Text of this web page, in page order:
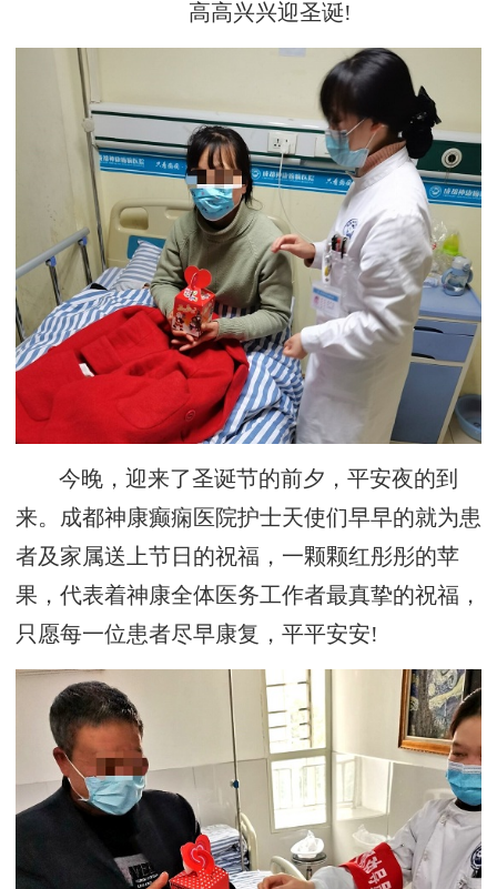
高高兴兴迎圣诞!
今晚，迎来了圣诞节的前夕，平安夜的到
来。成都神康癫痫医院护士天使们早早的就为患
者及家属送上节日的祝福，一颗颗红彤彤的苹
果，代表着神康全体医务工作者最真挚的祝福，
只愿每一位患者尽早康复，平平安安!